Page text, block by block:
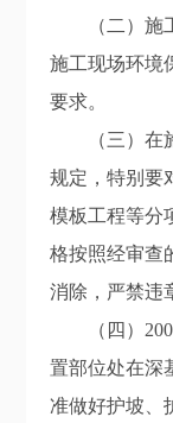
（二）施工
施工现场环境
要求。
（三）在施
规定，特别要
模板工程等分
格按照经审查
消除，严禁违
（四）2008
置部位处在深
准做好护坡、